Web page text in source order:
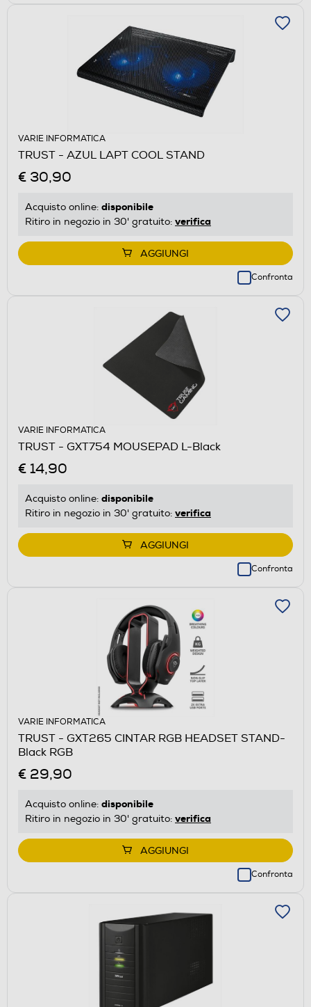
VARIE INFORMATICA
TRUST - AZUL LAPT COOL STAND
€ 30,90
Acquisto online: disponibile
Ritiro in negozio in 30' gratuito: verifica
AGGIUNGI
Confronta
VARIE INFORMATICA
TRUST - GXT754 MOUSEPAD L-Black
€ 14,90
Acquisto online: disponibile
Ritiro in negozio in 30' gratuito: verifica
AGGIUNGI
Confronta
VARIE INFORMATICA
TRUST - GXT265 CINTAR RGB HEADSET STAND-
Black RGB
€ 29,90
Acquisto online: disponibile
Ritiro in negozio in 30' gratuito: verifica
AGGIUNGI
Confronta